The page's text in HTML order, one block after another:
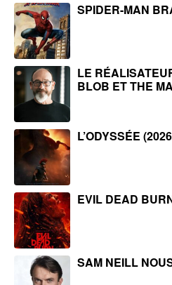
SPIDER-MAN
LE
BLOB ET THE
L’ODYSSÉE
EVIL DEAD
SAM NEILL